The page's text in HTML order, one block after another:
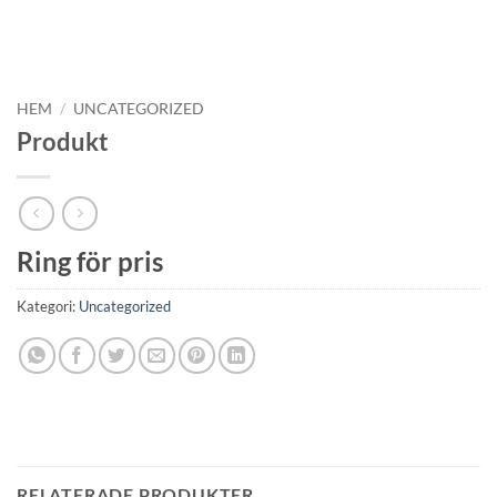
HEM / UNCATEGORIZED
Produkt
Ring för pris
Kategori: Uncategorized